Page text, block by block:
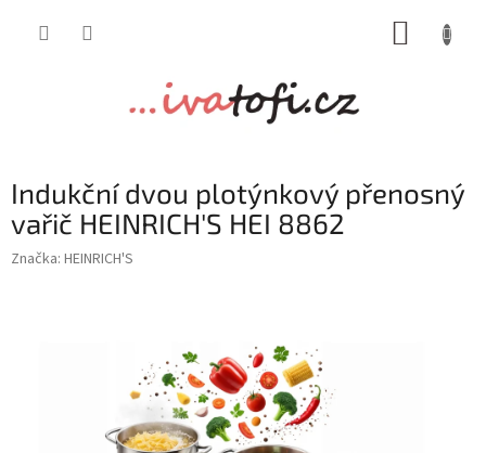
Indukční dvou plotýnkový přenosný
vařič HEINRICH'S HEI 8862
Značka: HEINRICH'S